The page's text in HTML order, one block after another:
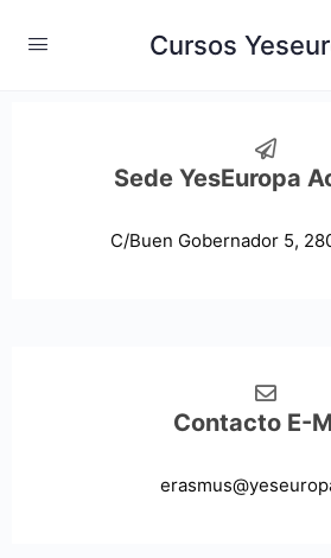
Cursos
Sede YesEuropa
C/Buen Gobernador 5,
Contacto E-